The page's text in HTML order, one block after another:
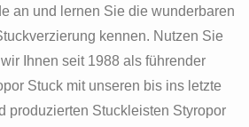
an und lernen Sie die wunderbaren
kennen. Nutzen Sie
Ihnen seit 1988 als führender
Stuck mit unseren bis ins letzte
produzierten Stuckleisten Styropor